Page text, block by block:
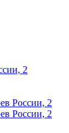
2
России, 2
России, 2